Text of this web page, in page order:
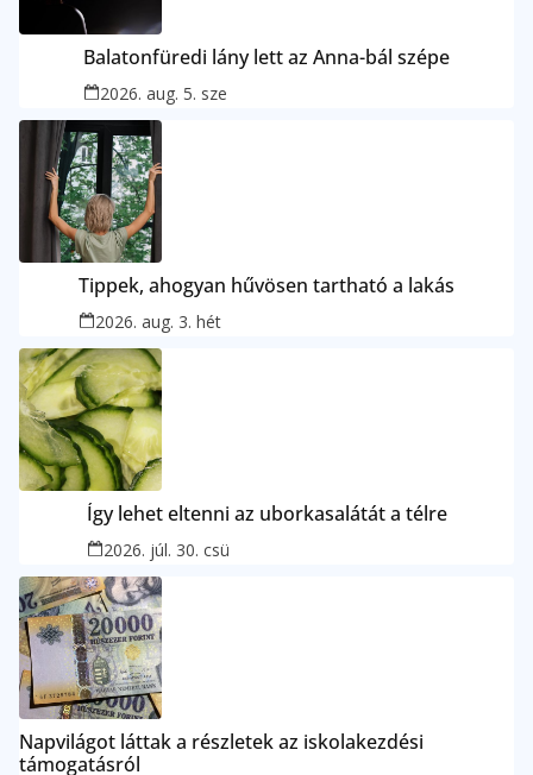
Balatonfüredi lány lett az Anna-bál szépe
2026. aug. 5. sze
Tippek, ahogyan hűvösen tartható a lakás
2026. aug. 3. hét
Így lehet eltenni az uborkasalátát a télre
2026. júl. 30. csü
Napvilágot láttak a részletek az iskolakezdési
támogatásról